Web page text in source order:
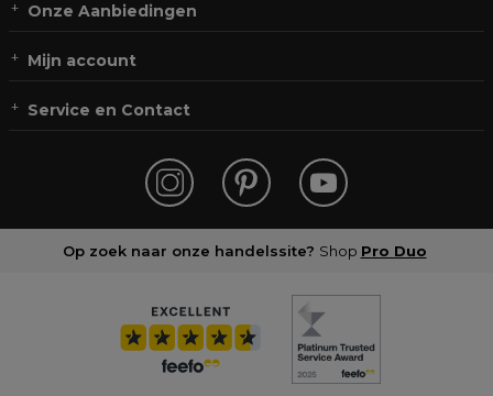
Onze Aanbiedingen
Mijn account
Service en Contact
Op zoek naar onze handelssite? Shop Pro Duo